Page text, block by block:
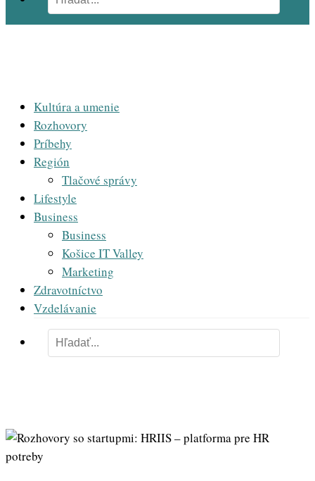
Kultúra a umenie
Rozhovory
Príbehy
Región
Tlačové správy
Lifestyle
Business
Business
Košice IT Valley
Marketing
Zdravotníctvo
Vzdelávanie